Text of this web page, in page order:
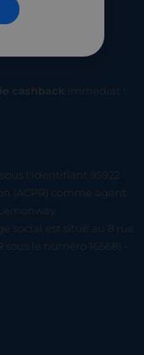
cashback immediat !
l'identifiant 95922
(ACPR) comme agent
social est situé au 8 rue
le numéro 16568) -